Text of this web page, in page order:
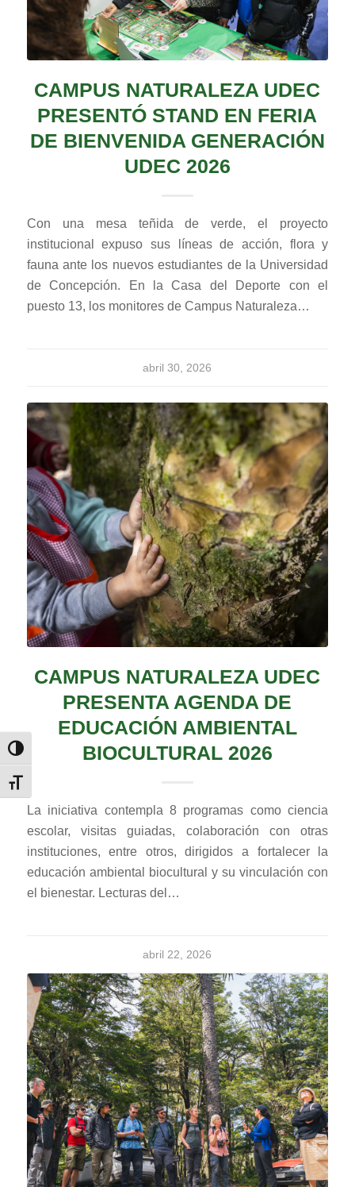
Alternar alto contraste
Alternar tamaño de letra
CAMPUS NATURALEZA UDEC
PRESENTÓ STAND EN FERIA
DE BIENVENIDA GENERACIÓN
UDEC 2026
Con una mesa teñida de verde, el proyecto
institucional expuso sus líneas de acción, flora y
fauna ante los nuevos estudiantes de la Universidad
de Concepción. En la Casa del Deporte con el
puesto 13, los monitores de Campus Naturaleza…
abril 30, 2026
CAMPUS NATURALEZA UDEC
PRESENTA AGENDA DE
EDUCACIÓN AMBIENTAL
BIOCULTURAL 2026
La iniciativa contempla 8 programas como ciencia
escolar, visitas guiadas, colaboración con otras
instituciones, entre otros, dirigidos a fortalecer la
educación ambiental biocultural y su vinculación con
el bienestar. Lecturas del…
abril 22, 2026